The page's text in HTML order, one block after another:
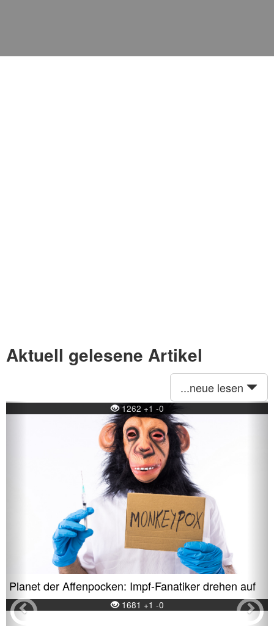
Aktuell gelesene Artikel
...neue lesen
1262 +1 -0
Planet der Affenpocken: Impf-Fanatiker drehen auf
1681 +1 -0